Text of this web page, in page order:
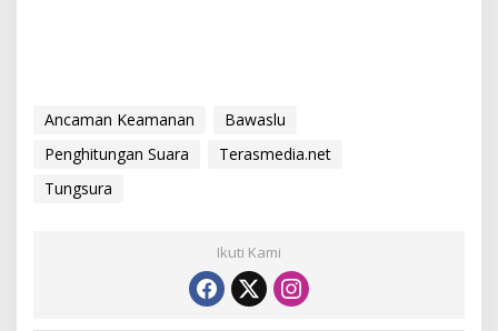
Ancaman Keamanan
Bawaslu
Penghitungan Suara
Terasmedia.net
Tungsura
Ikuti Kami